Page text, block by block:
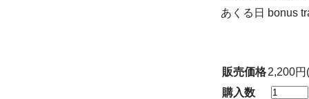
あくる日 bonus
販売価格2,200円
購入数